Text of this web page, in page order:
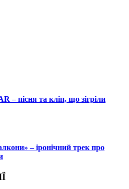
– пісня та кліп, що зігріли
– іронічний трек про